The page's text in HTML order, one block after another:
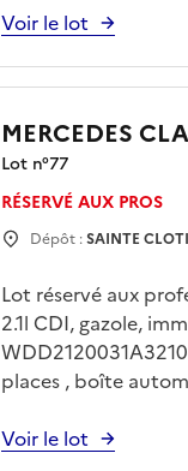
Voir le lot
MERCEDES
Lot n°77
RÉSERVÉ AUX PROS
Dépôt :SAINTE
Lot réservé aux
2.1l CDI, gazole,
places , boîte
avec Mr LE
Voir le lot